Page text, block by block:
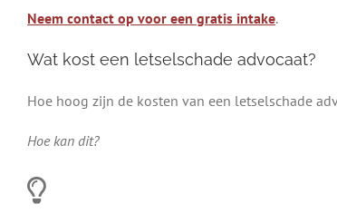
Neem contact op voor een gratis intake.
Wat kost een letselschade advocaat?
Hoe hoog zijn de kosten van een letselschade
Hoe kan dit?